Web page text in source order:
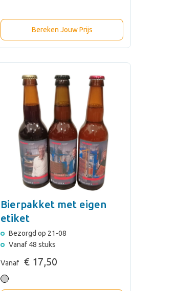
Bereken Jouw Prijs
Bierpakket met eigen
etiket
Bezorgd op 21-08
Vanaf 48 stuks
Vanaf € 17,50